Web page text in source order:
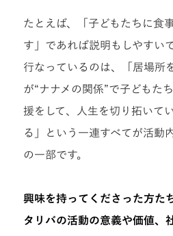
たとえば、「子どもたちに食
す」であれば説明もしやすい
行なっているのは、「居場所
が“ナナメの関係”で子どもた
援をして、人生を切り拓いて
る」という一連すべてが活動
の一部です。
興味を持ってくださった方た
タリバの活動の意義や価値、